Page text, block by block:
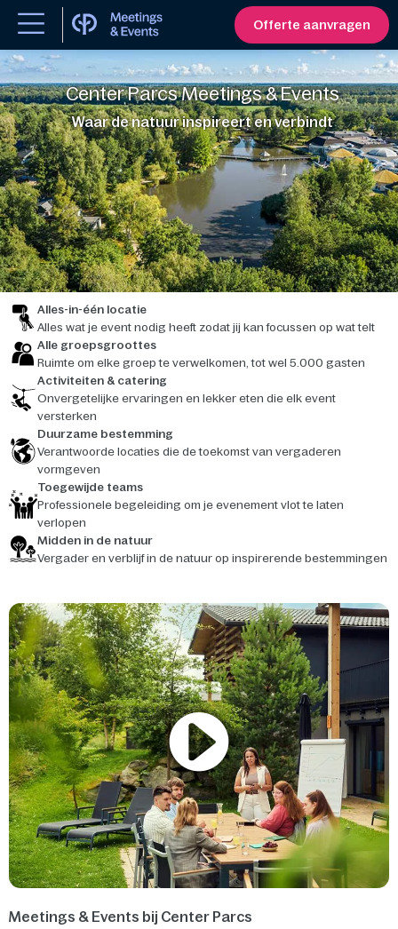
Offerte aanvragen
Center Parcs Meetings & Events
Waar de natuur inspireert en verbindt
Alles-in-één locatie
Alles wat je event nodig heeft zodat jij kan focussen op wat telt
Alle groepsgroottes
Ruimte om elke groep te verwelkomen, tot wel 5.000 gasten
Activiteiten & catering
Onvergetelijke ervaringen en lekker eten die elk event
versterken
Duurzame bestemming
Verantwoorde locaties die de toekomst van vergaderen
vormgeven
Toegewijde teams
Professionele begeleiding om je evenement vlot te laten
verlopen
Midden in de natuur
Vergader en verblijf in de natuur op inspirerende bestemmingen
Meetings & Events bij Center Parcs